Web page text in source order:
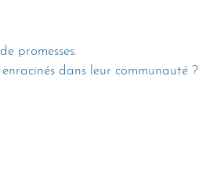
promesses.
dans leur communauté ?